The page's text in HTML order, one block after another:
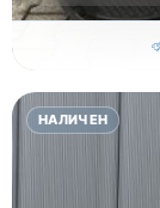
Височина
НАЛИЧЕН